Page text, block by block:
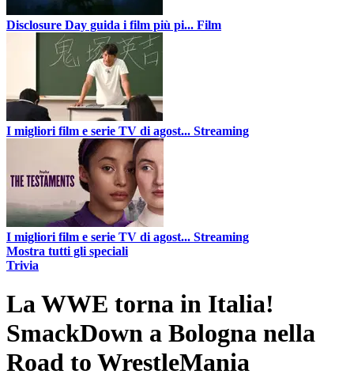
Disclosure Day guida i film più pi... Film
I migliori film e serie TV di agost... Streaming
I migliori film e serie TV di agost... Streaming
Mostra tutti gli speciali
Trivia
La WWE torna in Italia!
SmackDown a Bologna nella
Road to WrestleMania